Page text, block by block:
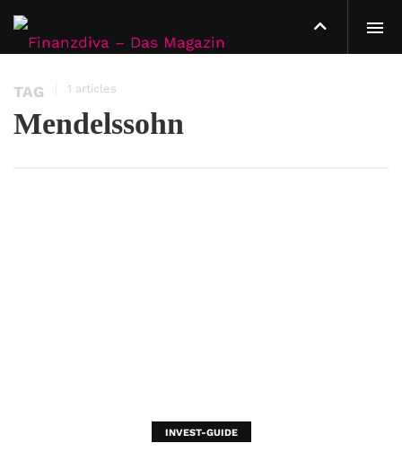
TAG 1 articles
Mendelssohn
INVEST-GUIDE